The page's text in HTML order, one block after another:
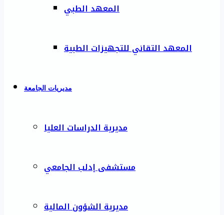
المعهد الطبي
المعهد التقاني للتجهيزات الطبية
مديريات الجامعة
مديرية الدراسات العليا
مستشفى إدلب الجامعي
مديرية الشؤون المالية